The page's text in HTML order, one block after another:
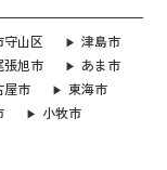
守山区
津島市
張旭市
あま市
屋市
東海市
小牧市